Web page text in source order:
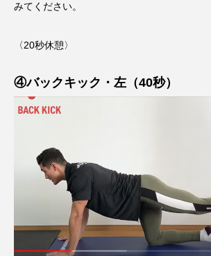
みてください。
〈20秒休憩〉
④バックキック・左（40秒）